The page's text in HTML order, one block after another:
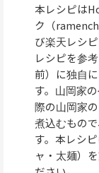
本レシピは
ク（
び楽天レシ
レシピを参
前）に独自
す。山岡家
際の山岡家
煮込むもの
す。本レシ
ャ・太麺）